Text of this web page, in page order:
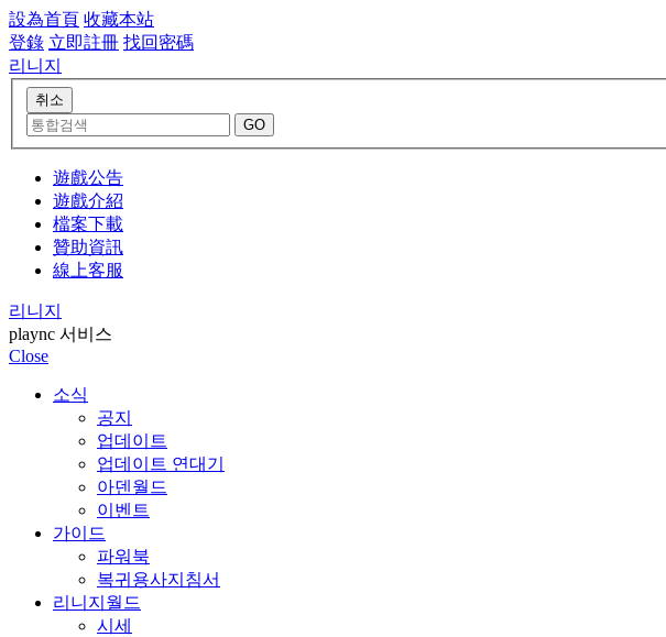
設為首頁 收藏本站
登錄 立即註冊 找回密碼
리니지
遊戲公告
遊戲介紹
檔案下載
贊助資訊
線上客服
리니지
plaync 서비스
Close
소식
공지
업데이트
업데이트 연대기
아덴월드
이벤트
가이드
파워북
복귀용사지침서
리니지월드
시세